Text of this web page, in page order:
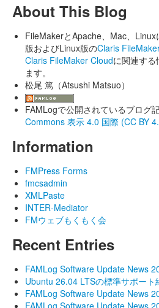
About This Blog
FileMakerとApache、Mac、
版およびLinux版のClaris
Claris FileMaker Cloudに関連す
ます。
松尾 篤（Atsushi Matsuo）
FAMLogで公開されているブログ
Commons 表示 4.0 国際 (CC BY
Information
FMPress Forms
fmcsadmin
XMLPaste
INTER-Mediator
FMウェブもくもく会
Recent Entries
FAMLog Software Update News
Ubuntu 26.04 LTSの標準サポート
FAMLog Software Update News
FAMLog Software Update News